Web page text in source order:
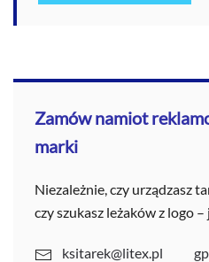
Zamów namiot
marki
Niezależnie, czy urządzasz
czy szukasz leżaków z logo
ksitarek@litex.pl